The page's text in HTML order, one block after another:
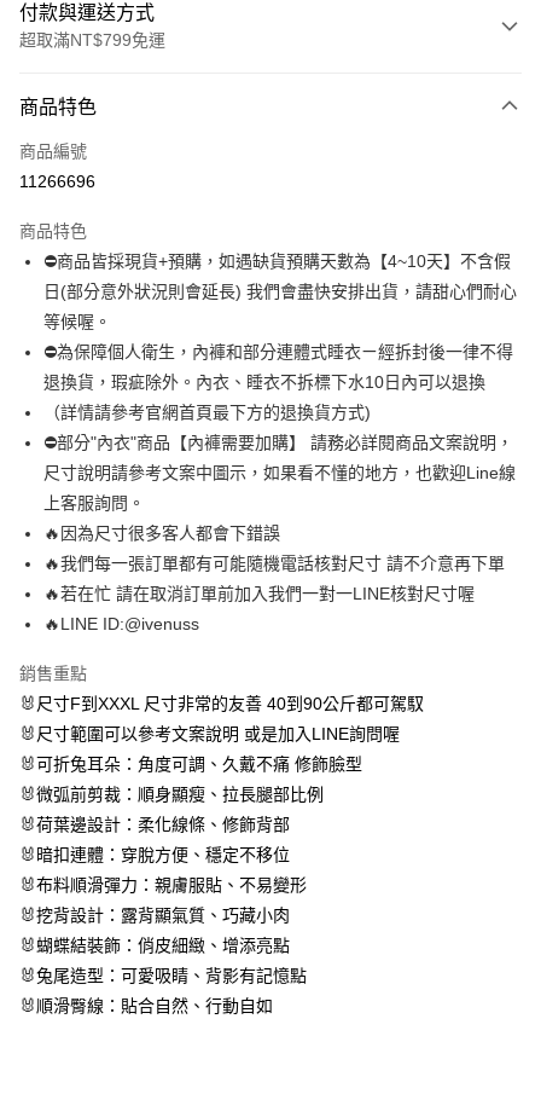
付款與運送方式
超取滿NT$799免運
信用卡一次付款
超商取貨付款
Apple Pay
街口支付
悠遊付
全盈+PAY
AFTEE先享後付
相關說明
【關於「AFTEE先享後付」】
AFTEE先享後付是「在收到商品之後才付款」的支付方式。 讓您購物簡單
便利好安心！
１．簡單：不需註冊會員、不需綁卡、不需儲值。
３．安心：先確認商品／服務後，再付款。
１．於結帳方式選擇「AFTEE先享後付」後，將跳轉至「AFTEE先享後付」
結帳頁面，進行簡訊認證並確認金額後，即可完成結帳。
２．訂單成立數日內，您將收到繳費通知簡訊。
３．收到繳費通知簡訊後14天內，點擊此簡訊中的連結，可透過四大超商／
ATM／網路銀行／等多元方式進行付款，方視為交易完成。
※ 請注意：結帳手續完成當下不需立刻繳費，但若您需要取消訂單，請聯絡
購買商品的店家。未經商家同意取消之訂單仍視為有效，需透過AFTEE先享
後付繳納相關費用。
是否繳費成功／繳費後需取消欲退款等相關疑問，請聯繫「AFTEE先享後付
客戶支援中心」https://netprotections.freshdesk.com/support/home
【注意事項】
１．透過由恩沛科技股份有限公司提供之「AFTEE先享後付」服務完成之交
易，需依本服務之必要範圍內提供個人資料，並將交易相關給付款項請求債
２．關於個人資料處理事宜，請瀏覽以下網址：
ATM付款
運送方式
全家 取貨付款約3～4天到貨
付款後全家取貨
每筆NT$80，滿NT$799(含以上)免運費
萊爾富 取貨付款約3～4天到貨
每筆NT$80，滿NT$799(含以上)免運費
每筆NT$80，滿NT$799(含以上)免運費
7-11 取貨付款約3～4天到貨
每筆NT$80，滿NT$799(含以上)免運費
付款後7-11取貨
商品特色
商品編號
11266696
商品特色
⛔商品皆採現貨+預購，如遇缺貨預購天數為【4~10天】不含假
日(部分意外狀況則會延長) 我們會盡快安排出貨，請甜心們耐心
等候喔。
⛔為保障個人衛生，內褲和部分連體式睡衣ㄧ經拆封後一律不得
退換貨，瑕疵除外。內衣、睡衣不拆標下水10日內可以退換
（詳情請參考官網首頁最下方的退換貨方式)
⛔部分"內衣"商品【內褲需要加購】 請務必詳閱商品文案說明，
尺寸說明請參考文案中圖示，如果看不懂的地方，也歡迎Line線
上客服詢問。
🔥因為尺寸很多客人都會下錯誤
🔥我們每一張訂單都有可能隨機電話核對尺寸 請不介意再下單
🔥若在忙 請在取消訂單前加入我們一對一LINE核對尺寸喔
🔥LINE ID:@ivenuss
銷售重點
🐰尺寸F到XXXL 尺寸非常的友善 40到90公斤都可駕馭
🐰尺寸範圍可以參考文案說明 或是加入LINE詢問喔
🐰可折兔耳朵：角度可調、久戴不痛 修飾臉型
🐰微弧前剪裁：順身顯瘦、拉長腿部比例
🐰荷葉邊設計：柔化線條、修飾背部
🐰暗扣連體：穿脫方便、穩定不移位
🐰布料順滑彈力：親膚服貼、不易變形
🐰挖背設計：露背顯氣質、巧藏小肉
🐰蝴蝶結裝飾：俏皮細緻、增添亮點
🐰兔尾造型：可愛吸睛、背影有記憶點
🐰順滑臀線：貼合自然、行動自如